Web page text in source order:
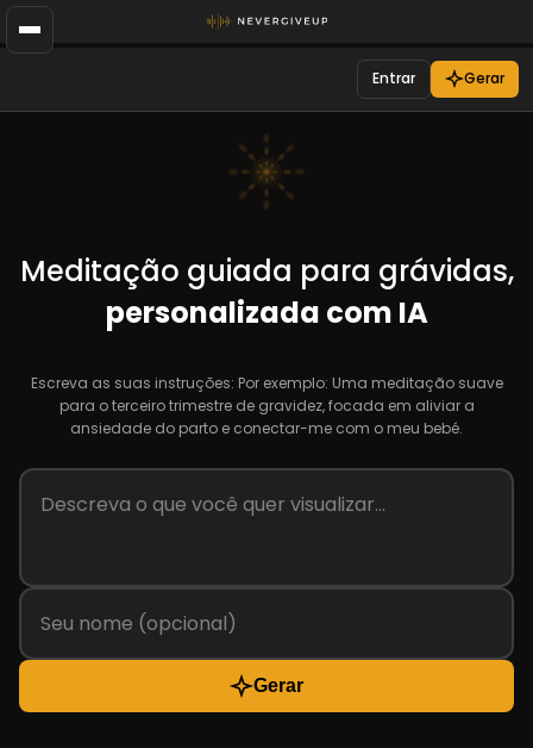
Entrar Gerar
Meditação guiada para grávidas,
personalizada com IA
Escreva as suas instruções: Por exemplo: Uma meditação suave
para o terceiro trimestre de gravidez, focada em aliviar a
ansiedade do parto e conectar-me com o meu bebé.
Gerar